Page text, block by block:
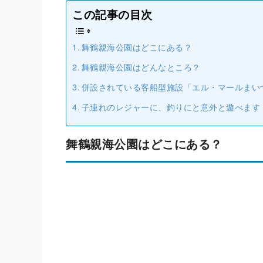
この記事の目次
舞鶴親海公園はどこにある？
舞鶴親海公園はどんなところ？
併設されている客船型施設「エル・マールまい
子連れのレジャーに、釣りにと意外と遊べます
舞鶴親海公園はどこにある？